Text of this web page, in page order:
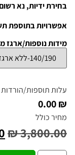
בחירת ידיות, נא
אפשרויות בתוספת
מידות נוספות/ארגז
עלות תוספות/הורדות
₪ 0.00
מחיר כולל
₪3,800.00